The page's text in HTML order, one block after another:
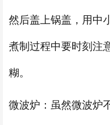
然后盖上锅盖，用中
煮制过程中要时刻注
糊。
微波炉：虽然微波炉